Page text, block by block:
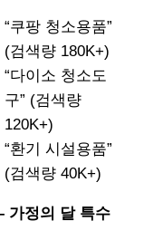
“쿠팡 청소용품”
(검색량 180K+)
“다이소 청소도
구” (검색량
120K+)
“환기 시설용품”
(검색량 40K+)
가정의 달 특수